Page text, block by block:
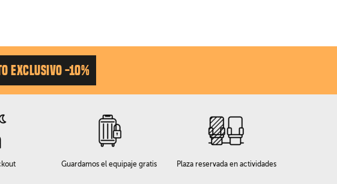
EXCLUSIVO -10%
Guardamos el equipaje gratis Plaza reservada en actividades